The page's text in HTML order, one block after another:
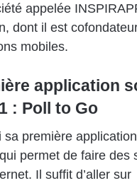
appelée
dont il est
mobiles.
application
: Poll to Go
sa première
permet de faire des
Il suffit d’aller sur